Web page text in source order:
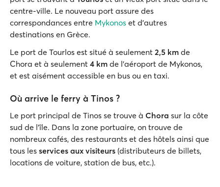
centre-ville. Le nouveau port assure des
correspondances entre Mykonos et d'autres
destinations en Grèce.
Le port de Tourlos est situé à seulement 2,5 km de
Chora et à seulement 4 km de l'aéroport de Mykonos,
et est aisément accessible en bus ou en taxi.
Où arrive le ferry à Tinos ?
Le port principal de Tinos se trouve à Chora sur la côte
sud de l'île. Dans la zone portuaire, on trouve de
nombreux cafés, des restaurants et des hôtels ainsi que
tous les services aux visiteurs (distributeurs de billets,
locations de voiture, station de bus, etc.).